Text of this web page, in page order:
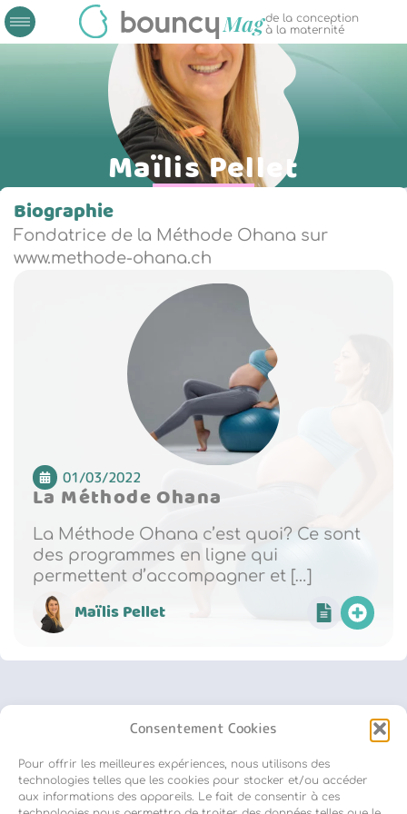
Consentement Cookies
Pour offrir les meilleures expériences, nous utilisons des
technologies telles que les cookies pour stocker et/ou accéder
aux informations des appareils. Le fait de consentir à ces
de la conception
à la maternité
Maïlis Pellet
Biographie
Fondatrice de la Méthode Ohana sur
www.methode-ohana.ch
01/03/2022
La Méthode Ohana
La Méthode Ohana c’est quoi? Ce sont
des programmes en ligne qui
permettent d’accompagner et […]
Maïlis Pellet
Inscription newsletter